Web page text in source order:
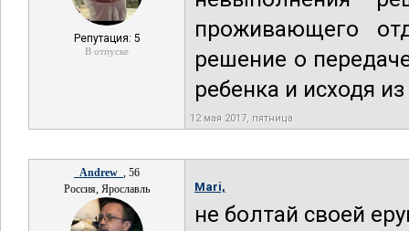
Репутация: 5
В отпуске
проживающего
решение о
ребенка и исходя
12 мая 2017, пятница
_Andrew_ , 56
Россия, Ярославль
Mari,
не болтай своей